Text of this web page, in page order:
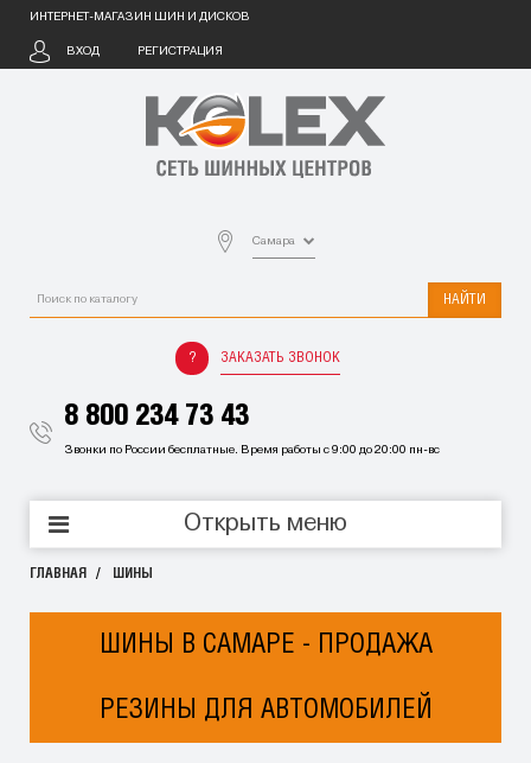
ИНТЕРНЕТ-МАГАЗИН ШИН И ДИСКОВ
ВХОД РЕГИСТРАЦИЯ
Самара
НАЙТИ
ЗАКАЗАТЬ ЗВОНОК
8 800 234 73 43
Звонки по России бесплатные. Время работы с 9:00 до 20:00 пн-вс
Открыть меню
ГЛАВНАЯ ШИНЫ
ШИНЫ В САМАРЕ - ПРОДАЖА
РЕЗИНЫ ДЛЯ АВТОМОБИЛЕЙ